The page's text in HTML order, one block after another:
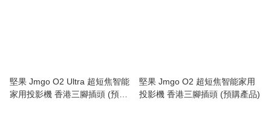
堅果 Jmgo O2 Ultra 超短焦智能
家用投影機 香港三腳插頭 (預購
堅果 Jmgo O2 超短焦智能家用
投影機 香港三腳插頭 (預購產品)